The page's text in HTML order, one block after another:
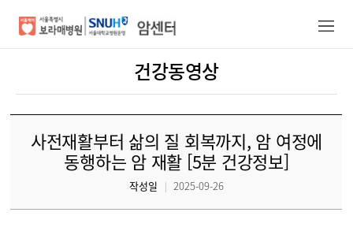
건강동영상
사전재활부터 삶의 질 회복까지, 암 여정에
동행하는 암 재활 [5분 건강정보]
작성일 2025-09-26
건강증진정보
진료안내